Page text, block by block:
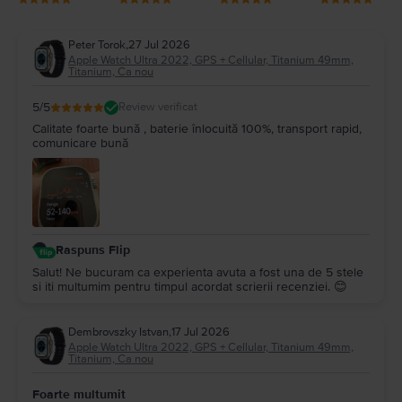
Peter Torok,27 Jul 2026
Apple Watch Ultra 2022, GPS + Cellular, Titanium 49mm,
Titanium, Ca nou
5/5 Review verificat
Calitate foarte bună , baterie înlocuită 100%, transport rapid,
comunicare bună
Raspuns Flip
Salut! Ne bucuram ca experienta avuta a fost una de 5 stele
si iti multumim pentru timpul acordat scrierii recenziei. 😊
Dembrovszky Istvan,17 Jul 2026
Apple Watch Ultra 2022, GPS + Cellular, Titanium 49mm,
Titanium, Ca nou
Foarte multumit